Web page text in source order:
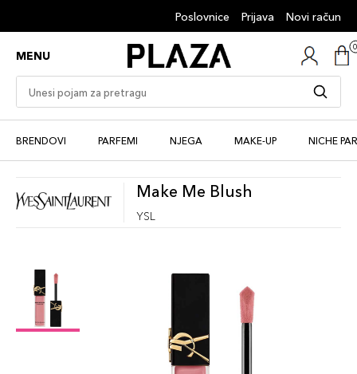
Poslovnice Prijava Novi račun
MENU
BRENDOVI PARFEMI NJEGA MAKE-UP NICHE
Make Me Blush
YSL